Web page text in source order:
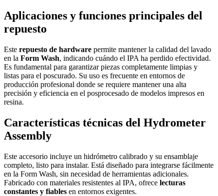
Aplicaciones y funciones principales del
repuesto
Este repuesto de hardware permite mantener la calidad del lavado
en la Form Wash, indicando cuándo el IPA ha perdido efectividad.
Es fundamental para garantizar piezas completamente limpias y
listas para el poscurado. Su uso es frecuente en entornos de
producción profesional donde se requiere mantener una alta
precisión y eficiencia en el posprocesado de modelos impresos en
resina.
Características técnicas del Hydrometer
Assembly
Este accesorio incluye un hidrómetro calibrado y su ensamblaje
completo, listo para instalar. Está diseñado para integrarse fácilmente
en la Form Wash, sin necesidad de herramientas adicionales.
Fabricado con materiales resistentes al IPA, ofrece lecturas
constantes y fiables en entornos exigentes.